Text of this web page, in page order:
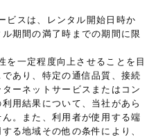
ビスは、レンタル開始日時か
期間の満了時までの期間に限
一定程度向上させることを目
あり、特定の通信品質、接続
ーネットサービスまたはコン
用結果について、当社があら
。また、利用者が使用する端
る地域その他の条件により、